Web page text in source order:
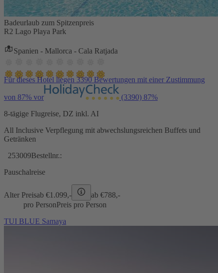
Badeurlaub zum Spitzenpreis
R2 Lago Playa Park
Spanien - Mallorca - Cala Ratjada
Für dieses Hotel liegen 3390 Bewertungen mit einer Zustimmung
von 87% vor (3390) 87%
8-tägige Flugreise, DZ inkl. AI
All Inclusive Verpflegung mit abwechslungsreichen Buffets und
Getränken
253009Bestellnr.:
Pauschalreise
Alter Preisab €1.099,- ab €788,-
pro PersonPreis pro Person
TUI BLUE Samaya